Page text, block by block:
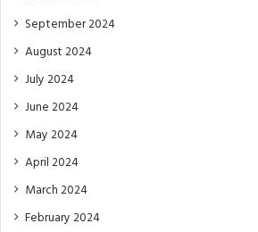
September 2024
August 2024
July 2024
June 2024
May 2024
April 2024
March 2024
February 2024